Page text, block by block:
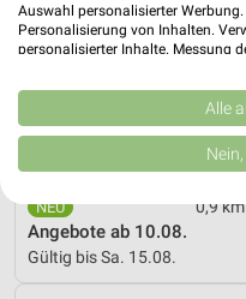
0,9 km
Angebote ab 10.08.
Gültig bis Sa. 15.08.
Auswahl personalisierter
Personalisierung von Inhalten.
personalisierter Inhalte. Messung
Kombinationen von Daten aus
Verbesserung der Angebote.
von Inhalten.
Daten können außerhalb der
USA gesendet werden.
Website/App.
Partnerliste anzeigen (1
Alle